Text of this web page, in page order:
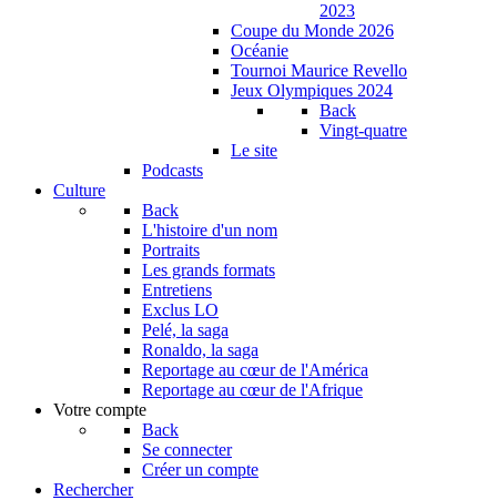
2023
Coupe du Monde 2026
Océanie
Tournoi Maurice Revello
Jeux Olympiques 2024
Back
Vingt-quatre
Le site
Podcasts
Culture
Back
L'histoire d'un nom
Portraits
Les grands formats
Entretiens
Exclus LO
Pelé, la saga
Ronaldo, la saga
Reportage au cœur de l'América
Reportage au cœur de l'Afrique
Votre compte
Back
Se connecter
Créer un compte
Rechercher